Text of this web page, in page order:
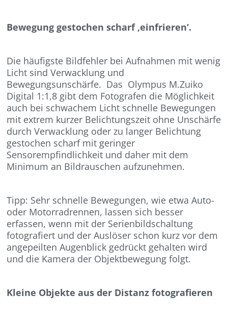
Bewegung gestochen scharf ‚einfrieren‘.
Die häufigste Bildfehler bei Aufnahmen mit wenig
Licht sind Verwacklung und
Bewegungsunschärfe. Das Olympus M.Zuiko
Digital 1:1,8 gibt dem Fotografen die Möglichkeit
auch bei schwachem Licht schnelle Bewegungen
mit extrem kurzer Belichtungszeit ohne Unschärfe
durch Verwacklung oder zu langer Belichtung
gestochen scharf mit geringer
Sensorempfindlichkeit und daher mit dem
Minimum an Bildrauschen aufzunehmen.
Tipp: Sehr schnelle Bewegungen, wie etwa Auto-
oder Motorradrennen, lassen sich besser
erfassen, wenn mit der Serienbildschaltung
fotografiert und der Auslöser schon kurz vor dem
angepeilten Augenblick gedrückt gehalten wird
und die Kamera der Objektbewegung folgt.
Kleine Objekte aus der Distanz fotografieren